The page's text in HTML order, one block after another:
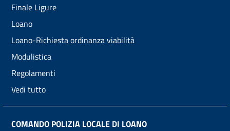
Finale Ligure
Loano
Loano-Richiesta ordinanza viabilità
Modulistica
Regolamenti
Vedi tutto
COMANDO POLIZIA LOCALE DI LOANO